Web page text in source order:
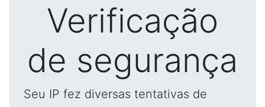
Verificação
de segurança
Seu IP fez diversas tentativas de